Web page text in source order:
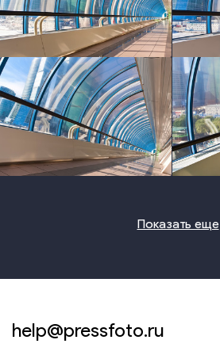
photo
photo
Показать еще
help@pressfoto.ru